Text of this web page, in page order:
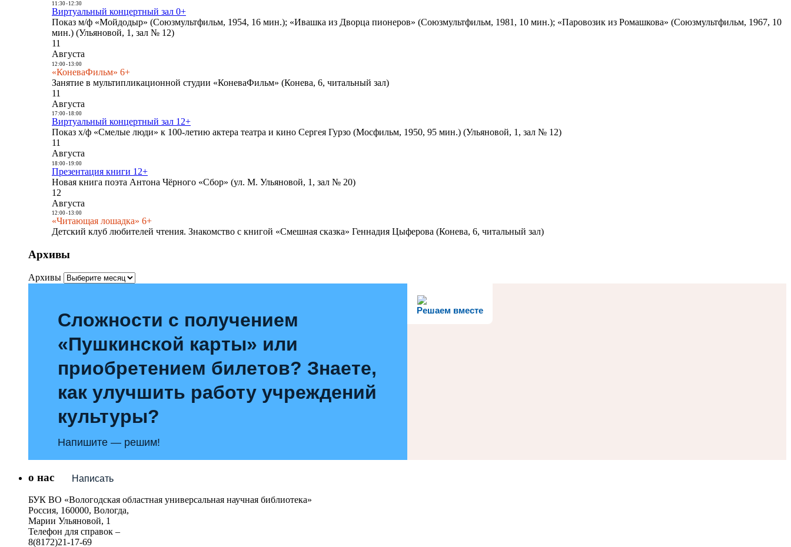
11:30- 12:30
Виртуальный концертный зал 0+
Показ м/ф «Мойдодыр» (Союзмультфильм, 1954, 16 мин.); «Ивашка из Дворца пионеров» (Союзмультфильм, 1981, 10 мин.); «Паровозик из Ромашкова» (Союзмультфильм, 1967, 10
мин.) (Ульяновой, 1, зал № 12)
11
Августа
12:00- 13:00
«КоневаФильм» 6+
Занятие в мультипликационной студии «КоневаФильм» (Конева, 6, читальный зал)
11
Августа
17:00- 18:00
Виртуальный концертный зал 12+
Показ х/ф «Смелые люди» к 100-летию актера театра и кино Сергея Гурзо (Мосфильм, 1950, 95 мин.) (Ульяновой, 1, зал № 12)
11
Августа
18:00- 19:00
Презентация книги 12+
Новая книга поэта Антона Чёрного «Сбор» (ул. М. Ульяновой, 1, зал № 20)
12
Августа
12:00- 13:00
«Читающая лошадка» 6+
Детский клуб любителей чтения. Знакомство с книгой «Смешная сказка» Геннадия Цыферова (Конева, 6, читальный зал)
Архивы
Архивы
Решаем вместе
Сложности с получением
«Пушкинской карты» или
приобретением билетов? Знаете,
как улучшить работу учреждений
культуры?
Напишите — решим!
Написать
о нас
БУК ВО «Вологодская областная универсальная научная библиотека»
Россия, 160000, Вологда,
Марии Ульяновой, 1
Телефон для справок –
8(8172)21-17-69